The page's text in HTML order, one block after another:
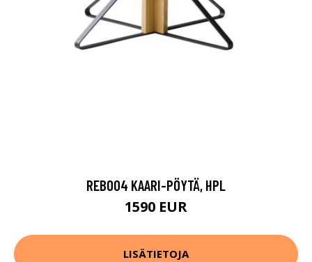
REB004 KAARI-PÖYTÄ, HPL
1590 EUR
LISÄTIETOJA